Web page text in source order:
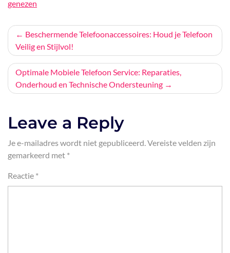
genezen
Bericht
navigatie
Beschermende Telefoonaccessoires: Houd je Telefoon
Veilig en Stijlvol!
Optimale Mobiele Telefoon Service: Reparaties,
Onderhoud en Technische Ondersteuning
Leave a Reply
Je e-mailadres wordt niet gepubliceerd.Vereiste velden zijn
gemarkeerd met *
Reactie *